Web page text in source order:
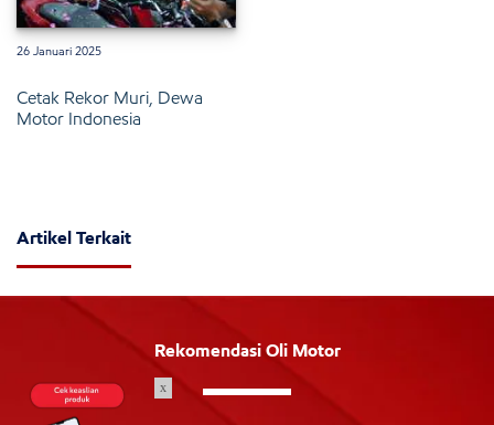
26 Januari 2025
Cetak Rekor Muri, Dewa
Motor Indonesia
Artikel Terkait
Rekomendasi Oli Motor
x